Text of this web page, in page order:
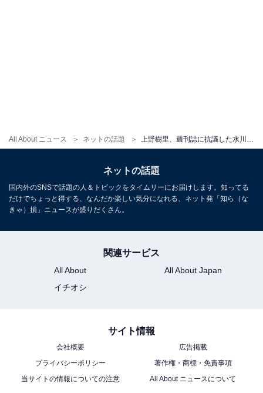
All About ニュース ネットの話題
ネットの話題
国内外のSNSで話題の人＆トピックをタイムリーにお届けします。知ってる
だけでちょっと得する、なんだか楽しい気分になれる、ネット発「知ら（な
きゃ）損」ニュースが盛りだくさん。
関連サービス
All About
All About Japan
イチオシ
サイト情報
会社概要
広告掲載
プライバシーポリシー
著作権・商標・免責事項
当サイトの情報についての注意
All About ニュースについて